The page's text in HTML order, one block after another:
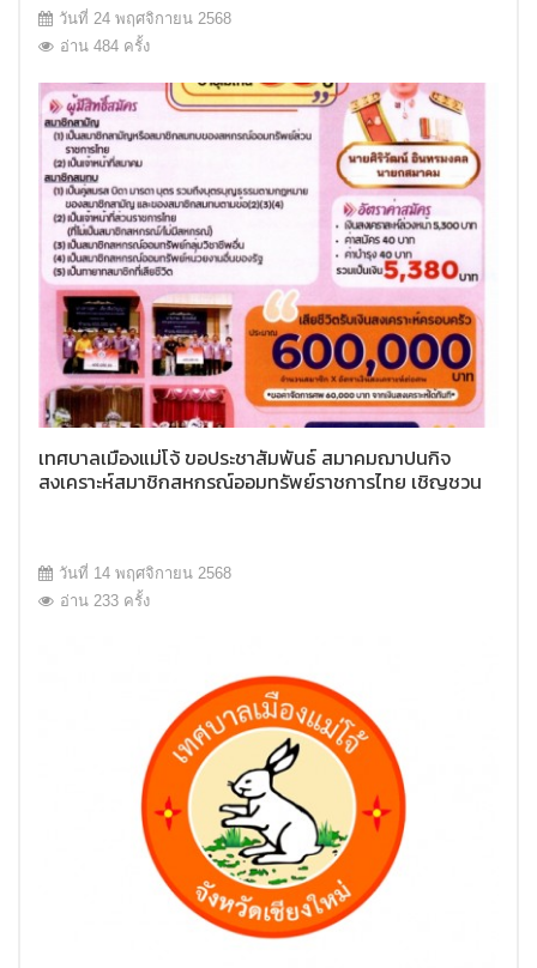
วันที่ 24 พฤศจิกายน 2568
อ่าน 484 ครั้ง
เทศบาลเมืองแม่โจ้ ขอประชาสัมพันธ์ สมาคมฌาปนกิจ
สงเคราะห์สมาชิกสหกรณ์ออมทรัพย์ราชการไทย เชิญชวน
วันที่ 14 พฤศจิกายน 2568
อ่าน 233 ครั้ง